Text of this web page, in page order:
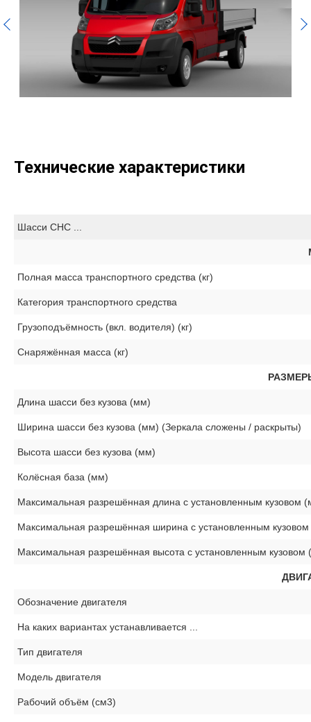
Технические характеристики
Шасси CHC ...
Полная масса транспортного средства (кг)
Категория транспортного средства
Грузоподъёмность (вкл. водителя) (кг)
Снаряжённая масса (кг)
Длина шасси без кузова (мм)
Ширина шасси без кузова (мм) (Зеркала сложены / раскрыты)
Высота шасси без кузова (мм)
Колёсная база (мм)
Максимальная разрешённая длина с установленным кузовом
Максимальная разрешённая ширина с установленным
Максимальная разрешённая высота с установленным кузовом
Обозначение двигателя
На каких вариантах устанавливается ...
Тип двигателя
Модель двигателя
Рабочий объём (см3)